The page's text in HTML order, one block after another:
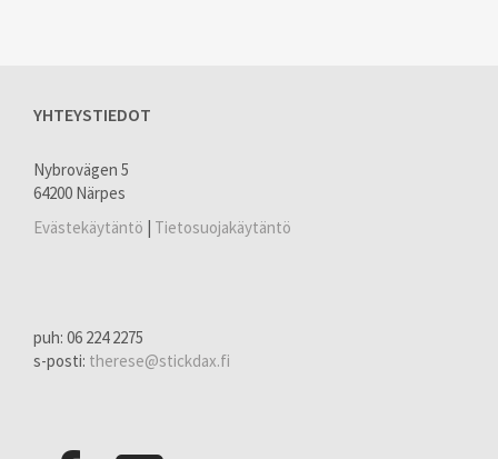
YHTEYSTIEDOT
Nybrovägen 5
64200 Närpes
Evästekäytäntö | Tietosuojakäytäntö
puh: 06 224 2275
s-posti: therese@stickdax.fi